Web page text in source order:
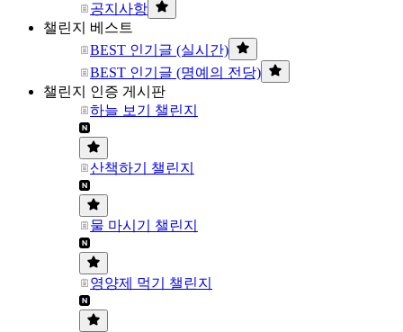
공지사항
챌린지 베스트
BEST 인기글 (실시간)
BEST 인기글 (명예의 전당)
챌린지 인증 게시판
하늘 보기 챌린지
산책하기 챌린지
물 마시기 챌린지
영양제 먹기 챌린지